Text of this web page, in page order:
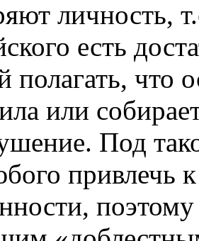
личность,
есть
полагать, что
или
Под
привлечь к